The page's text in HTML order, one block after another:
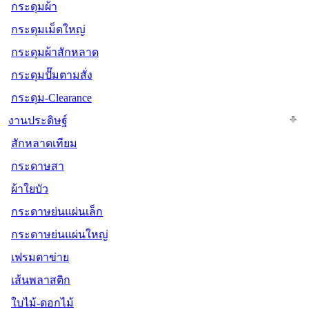
กระดุมผ้า
กระดุมเม็ดใหญ่
กระดุมผ้าสักหลาด
กระดุมปั๊มตามสั่ง
กระดุม-Clearance
งานประดิษฐ์
สักหลาดเทียม
กระดาษสา
ผ้าใยบัว
กระดาษย่นแผ่นเล็ก
กระดาษย่นแผ่นใหญ่
เฟรมตาข่าย
เส้นพลาสติก
ใบไม้-ดอกไม้